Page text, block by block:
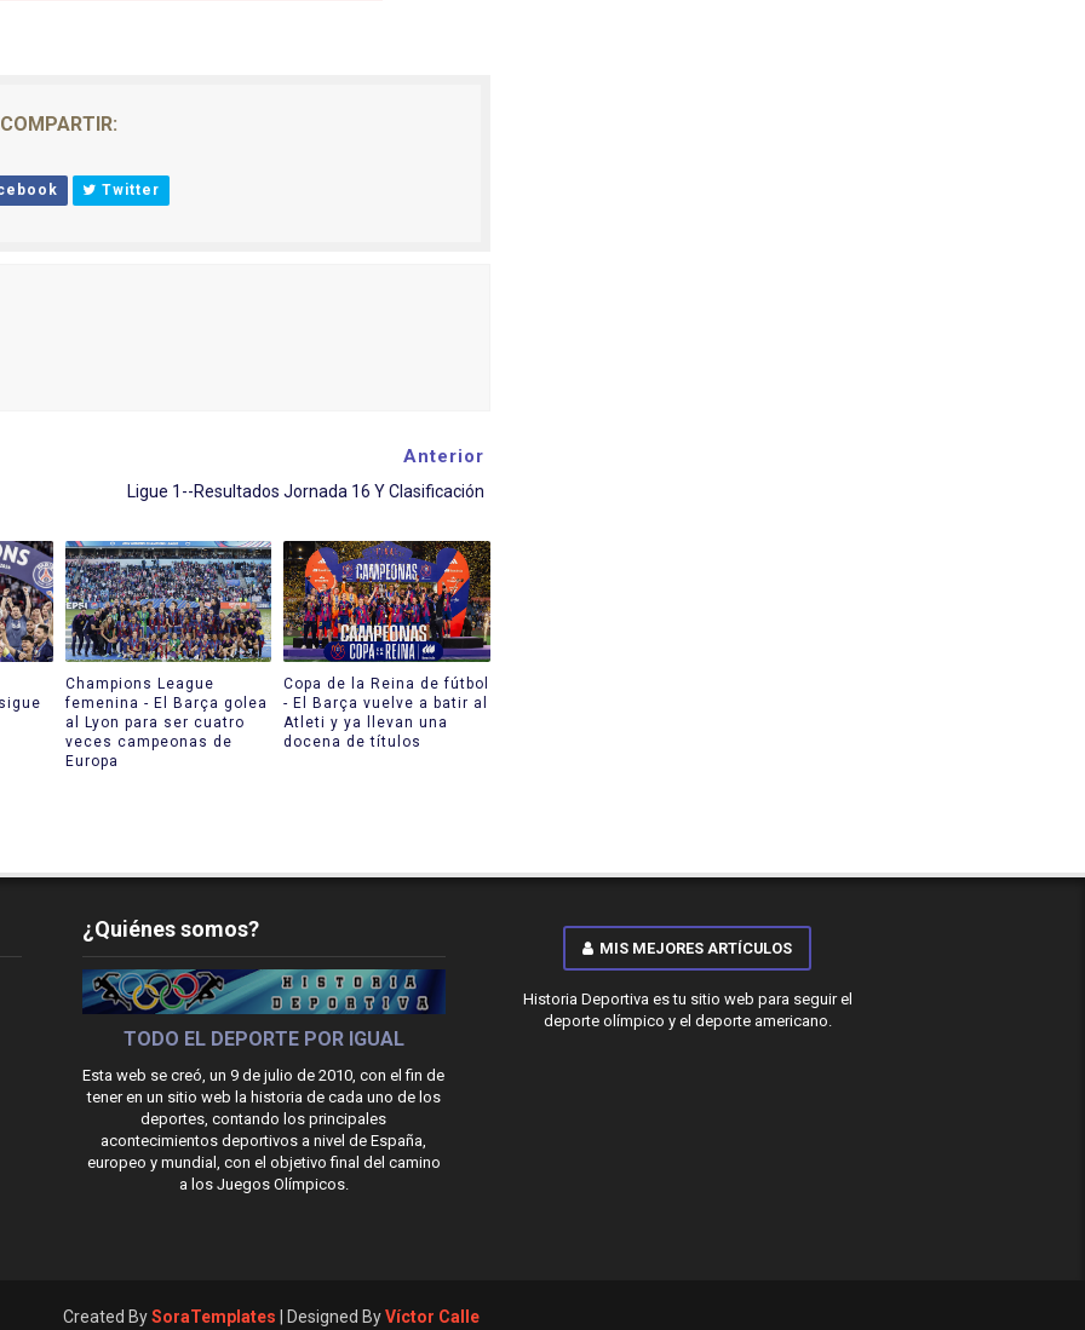
COMPARTIR:
Twitter
Anterior
Ligue 1--Resultados Jornada 16 Y Clasificación
Champions League
femenina - El Barça golea
al Lyon para ser cuatro
veces campeonas de
Europa
Copa de la Reina de fútbol
- El Barça vuelve a batir al
Atleti y ya llevan una
docena de títulos
¿Quiénes somos?
TODO EL DEPORTE POR IGUAL
Esta web se creó, un 9 de julio de 2010, con el fin de
tener en un sitio web la historia de cada uno de los
deportes, contando los principales
acontecimientos deportivos a nivel de España,
europeo y mundial, con el objetivo final del camino
a los Juegos Olímpicos.
MIS MEJORES ARTÍCULOS
Historia Deportiva es tu sitio web para seguir el
deporte olímpico y el deporte americano.
Created BySoraTemplates | Designed ByVíctor Calle